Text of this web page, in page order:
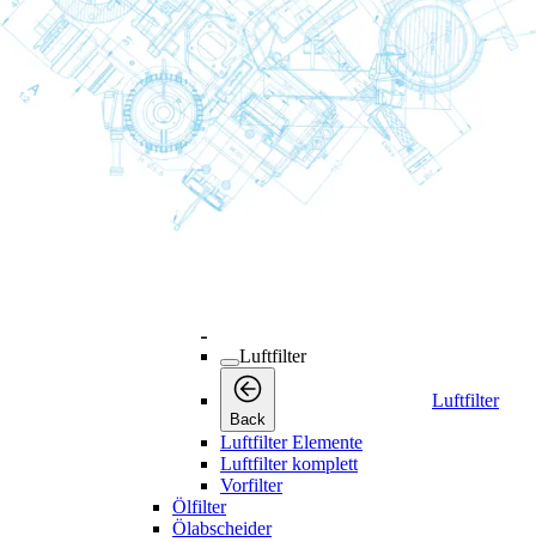
Wartungskits
Luft- und Ölfilterkits
Servicekits
Adsorptionsmittelkits
Kühlerkits
Trocknerkits
Luftfilter
Luftfilter
Ölfilter
Ölabscheider
Ölabscheider
Back
Ölabscheider
Öltrenner Elemente
Öltrenner Kits